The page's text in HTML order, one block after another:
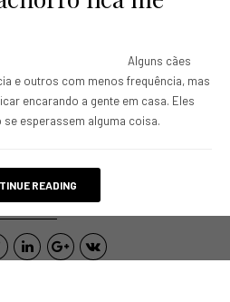
Alguns cães
e outros com menos frequência, mas
encarando a gente em casa. Eles
esperassem alguma coisa.
READING